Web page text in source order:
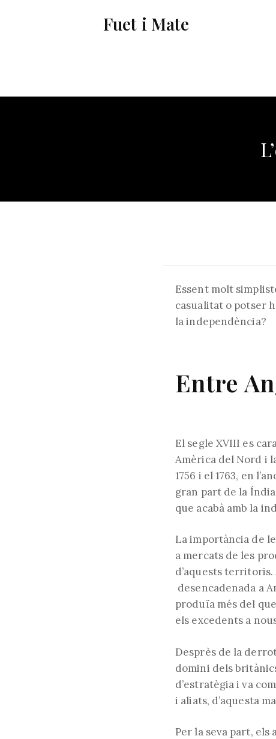
Fuet i Mate
Essent molt
casualitat o potser
la independència?
Entre
El segle XVIII es
Amèrica del Nord i
1756 i el 1763, en
gran part de la
que acabà amb la
La importància de
a mercats de les
d’aquests
desencadenada a
produïa més del
els excedents a
Desprès de la
domini dels
d’estratègia i va
i aliats, d’aquesta
Per la seva part,